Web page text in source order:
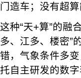
门造车；没有超
这种“天+算”的融
多、江多、楼密”
错，气象条件多
托自主研发的数